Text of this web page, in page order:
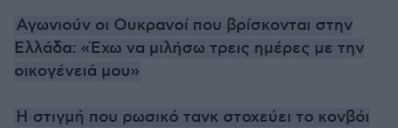
Αγωνιούν οι Ουκρανοί που βρίσκονται στην
Ελλάδα: «Έχω να μιλήσω τρεις ημέρες με την
οικογένειά μου»
Η στιγμή που ρωσικό τανκ στοχεύει το κονβόι